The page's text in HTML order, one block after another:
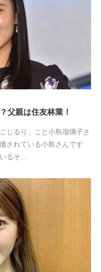
父親は住友林業！
じるり」こと小島瑠璃子さ
されている小島さんです
るそ…